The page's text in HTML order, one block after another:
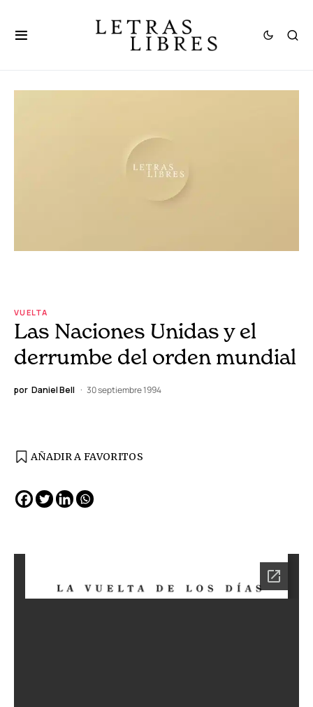
VUELTA
Las Naciones Unidas y el
derrumbe del orden mundial
por Daniel Bell 30 septiembre 1994
AÑADIR A FAVORITOS